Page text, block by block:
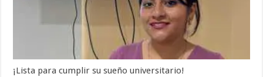
¡Lista para cumplir su sueño universitario!